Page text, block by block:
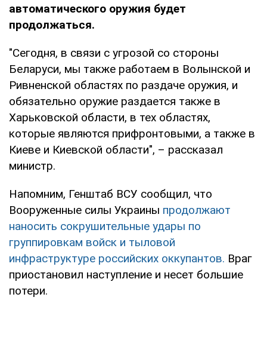
автоматического оружия будет
продолжаться.
"Сегодня, в связи с угрозой со стороны
Беларуси, мы также работаем в Волынской и
Ривненской областях по раздаче оружия, и
обязательно оружие раздается также в
Харьковской области, в тех областях,
которые являются прифронтовыми, а также в
Киеве и Киевской области", – рассказал
министр.
Напомним, Генштаб ВСУ сообщил, что
Вооруженные силы Украины продолжают
наносить сокрушительные удары по
группировкам войск и тыловой
инфраструктуре российских оккупантов. Враг
приостановил наступление и несет большие
потери.